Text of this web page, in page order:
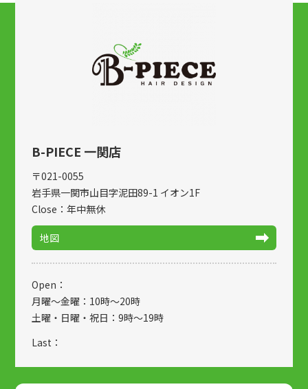
B-PIECE 一関店
〒021-0055
岩手県一関市山目字泥田89-1 イオン1F
Close：年中無休
地図
Open：
月曜～金曜：10時～20時
土曜・日曜・祝日：9時～19時
Last：